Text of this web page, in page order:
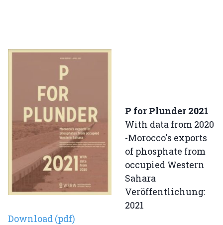
P for Plunder 2021
With data from 2020
-Morocco's exports
of phosphate from
occupied Western
Sahara
Veröffentlichung:
2021
Download (pdf)